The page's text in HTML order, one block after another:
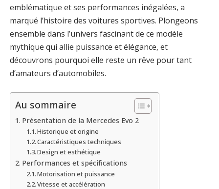
emblématique et ses performances inégalées, a
marqué l’histoire des voitures sportives. Plongeons
ensemble dans l’univers fascinant de ce modèle
mythique qui allie puissance et élégance, et
découvrons pourquoi elle reste un rêve pour tant
d’amateurs d’automobiles.
Au sommaire
Présentation de la Mercedes Evo 2
Historique et origine
Caractéristiques techniques
Design et esthétique
Performances et spécifications
Motorisation et puissance
Vitesse et accélération